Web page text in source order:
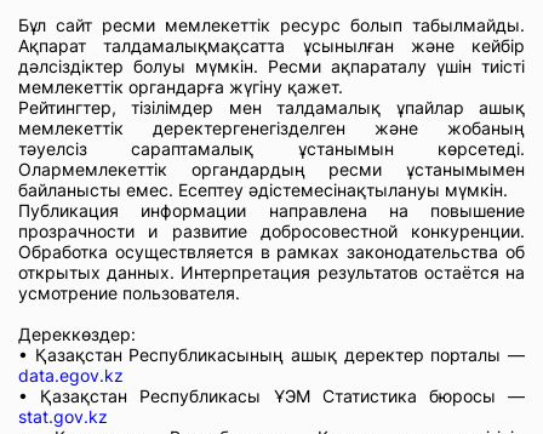
Бұл сайт ресми мемлекеттік ресурс болып табылмайды.
Ақпарат талдамалықмақсатта ұсынылған және кейбір
дәлсіздіктер болуы мүмкін. Ресми ақпараталу үшін тиісті
мемлекеттік органдарға жүгіну қажет.
Рейтингтер, тізілімдер мен талдамалық ұпайлар ашық
мемлекеттік деректергенегізделген және жобаның
тәуелсіз сараптамалық ұстанымын көрсетеді.
Олармемлекеттік органдардың ресми ұстанымымен
байланысты емес. Есептеу әдістемесінақтылануы мүмкін.
Публикация информации направлена на повышение
прозрачности и развитие добросовестной конкуренции.
Обработка осуществляется в рамках законодательства об
открытых данных. Интерпретация результатов остаётся на
усмотрение пользователя.
Дереккөздер:
• Қазақстан Республикасының ашық деректер порталы —
data.egov.kz
• Қазақстан Республикасы ҰЭМ Статистика бюросы —
stat.gov.kz